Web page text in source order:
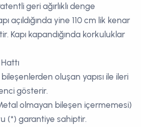
geri ağırlıklı denge
açıldığında yine 110 cm lik kenar
Kapı kapandığında korkuluklar
oluşan yapısı ile ileri
gösterir.
olmayan bileşen içermemesi)
(*) garantiye sahiptir.